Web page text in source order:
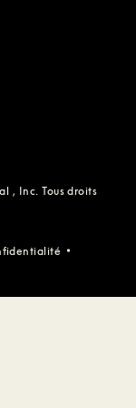
, Inc. Tous droits